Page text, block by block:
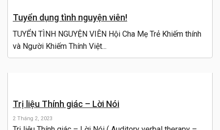
Tuyển dụng tình nguyện viên!
TUYỂN TÌNH NGUYỆN VIÊN Hội Cha Mẹ Trẻ Khiếm thính
và Người Khiếm Thính Việt...
Trị liệu Thính giác – Lời Nói
2 Tháng 2, 2023